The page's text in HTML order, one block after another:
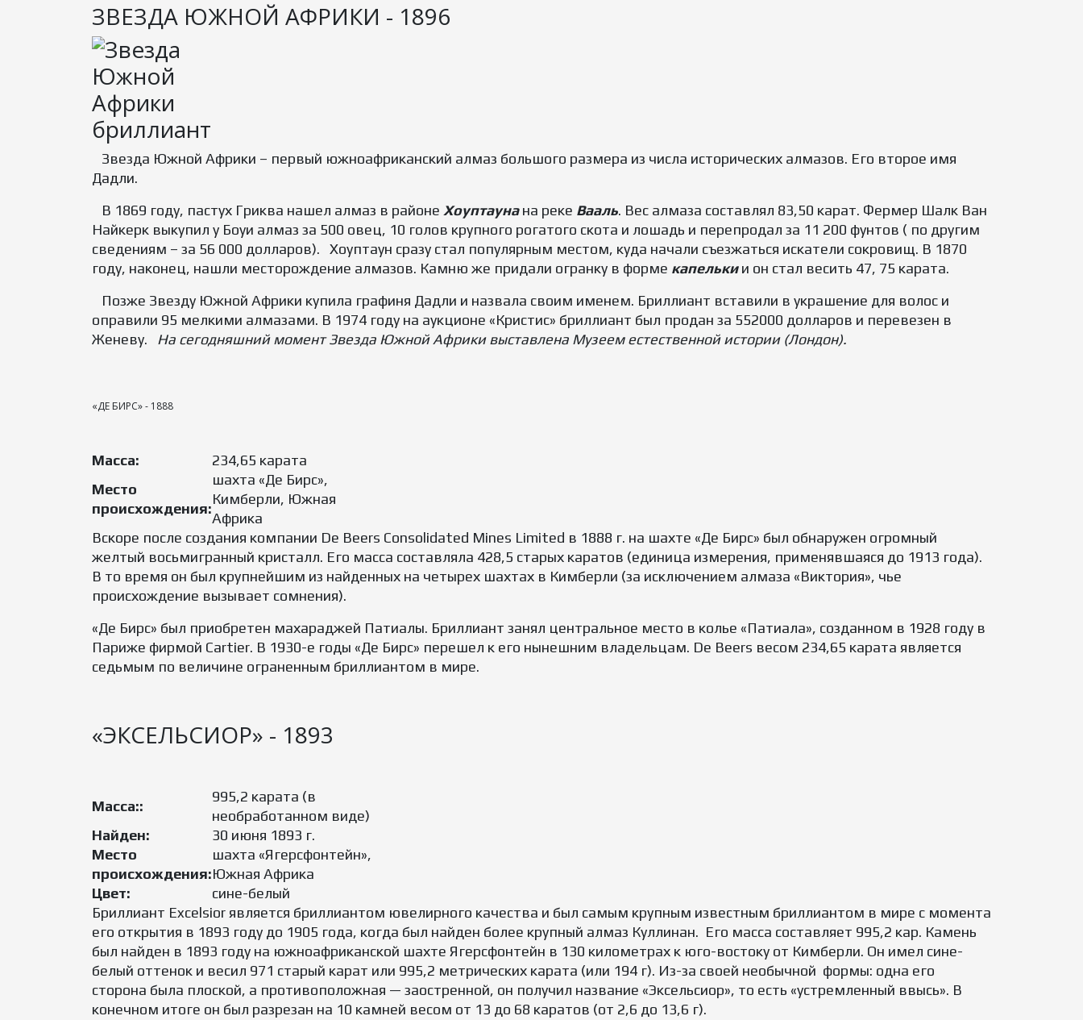
ЗВЕЗДА ЮЖНОЙ АФРИКИ - 1896
Звезда Южной Африки – первый южноафриканский алмаз большого размера из числа исторических алмазов. Его второе имя
Дадли.
В 1869 году, пастух Гриква нашел алмаз в районе Хоуптаунана реке Вааль. Вес алмаза составлял 83,50 карат. Фермер Шалк Ван
Найкерк выкупил у Боуи алмаз за 500 овец, 10 голов крупного рогатого скота и лошадь и перепродал за 11 200 фунтов ( по другим
сведениям – за 56 000 долларов). Хоуптаун сразу стал популярным местом, куда начали съезжаться искатели сокровищ. В 1870
году, наконец, нашли месторождение алмазов. Камню же придали огранку в форме капелькии он стал весить 47, 75 карата.
Позже Звезду Южной Африки купила графиня Дадли и назвала своим именем. Бриллиант вставили в украшение для волос и
оправили 95 мелкими алмазами. В 1974 году на аукционе «Кристис» бриллиант был продан за 552000 долларов и перевезен в
Женеву.
На сегодняшний момент Звезда Южной Африки выставлена Музеем естественной истории (Лондон).
«ДЕ БИРС» - 1888
Масса:
234,65 карата
Место
происхождения:
шахта «Де Бирс»,
Кимберли, Южная
Африка
Вскоре после создания компании De Beers Consolidated Mines Limited в 1888 г. на шахте «Де Бирс» был обнаружен огромный
желтый восьмигранный кристалл. Его масса составляла 428,5 старых каратов (единица измерения, применявшаяся до 1913 года).
В то время он был крупнейшим из найденных на четырех шахтах в Кимберли (за исключением алмаза «Виктория», чье
происхождение вызывает сомнения).
«Де Бирс» был приобретен махараджей Патиалы. Бриллиант занял центральное место в колье «Патиала», созданном в 1928 году в
Париже фирмой Cartier. В 1930-е годы «Де Бирс» перешел к его нынешним владельцам. De Beers весом 234,65 карата является
седьмым по величине ограненным бриллиантом в мире.
«ЭКСЕЛЬСИОР» - 1893
Масса::
995,2 карата (в
необработанном виде)
Найден:
30 июня 1893 г.
Место
происхождения:
шахта «Ягерсфонтейн»,
Южная Африка
Цвет:
сине-белый
Бриллиант Excelsior является бриллиантом ювелирного качества и был самым крупным известным бриллиантом в мире с момента
его открытия в 1893 году до 1905 года, когда был найден более крупный алмаз Куллинан. Его масса составляет 995,2 кар. Камень
был найден в 1893 году на южноафриканской шахте Ягерсфонтейн в 130 километрах к юго-востоку от Кимберли. Он имел сине-
белый оттенок и весил 971 старый карат или 995,2 метрических карата (или 194 г). Из-за своей необычной формы: одна его
сторона была плоской, а противоположная — заостренной, он получил название «Эксельсиор», то есть «устремленный ввысь». В
конечном итоге он был разрезан на 10 камней весом от 13 до 68 каратов (от 2,6 до 13,6 г).